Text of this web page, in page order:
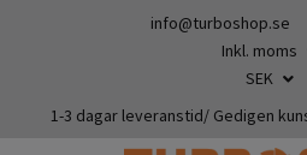
info@turboshop.se
Inkl. moms
SEK
1-3 dagar leveranstid/ Gedigen